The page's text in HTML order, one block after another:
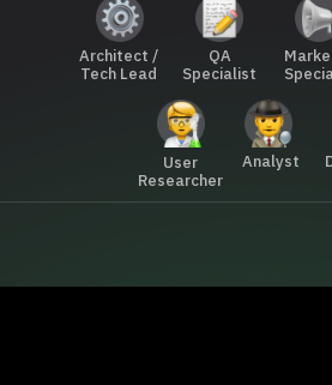
Architect /
Tech Lead
User
Researcher
QA
Specialist
Analyst